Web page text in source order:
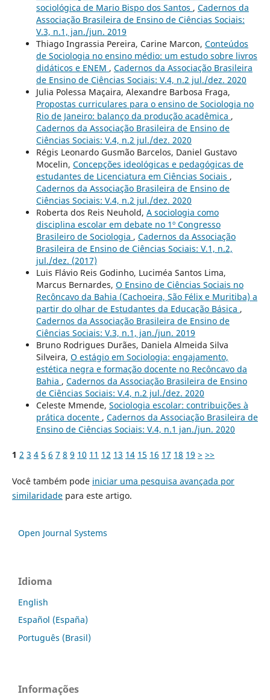
sociológica de Mario Bispo dos Santos , Cadernos da
Associação Brasileira de Ensino de Ciências Sociais:
V.3, n.1, jan./jun. 2019
Thiago Ingrassia Pereira, Carine Marcon, Conteúdos
de Sociologia no ensino médio: um estudo sobre livros
didáticos e ENEM , Cadernos da Associação Brasileira
de Ensino de Ciências Sociais: V.4, n.2 jul./dez. 2020
Julia Polessa Maçaira, Alexandre Barbosa Fraga,
Propostas curriculares para o ensino de Sociologia no
Rio de Janeiro: balanço da produção acadêmica ,
Cadernos da Associação Brasileira de Ensino de
Ciências Sociais: V.4, n.2 jul./dez. 2020
Régis Leonardo Gusmão Barcelos, Daniel Gustavo
Mocelin, Concepções ideológicas e pedagógicas de
estudantes de Licenciatura em Ciências Sociais ,
Cadernos da Associação Brasileira de Ensino de
Ciências Sociais: V.4, n.2 jul./dez. 2020
Roberta dos Reis Neuhold, A sociologia como
disciplina escolar em debate no 1º Congresso
Brasileiro de Sociologia , Cadernos da Associação
Brasileira de Ensino de Ciências Sociais: V.1, n.2,
jul./dez. (2017)
Luis Flávio Reis Godinho, Luciméa Santos Lima,
Marcus Bernardes, O Ensino de Ciências Sociais no
Recôncavo da Bahia (Cachoeira, São Félix e Muritiba) a
partir do olhar de Estudantes da Educação Básica ,
Cadernos da Associação Brasileira de Ensino de
Ciências Sociais: V.3, n.1, jan./jun. 2019
Bruno Rodrigues Durães, Daniela Almeida Silva
Silveira, O estágio em Sociologia: engajamento,
estética negra e formação docente no Recôncavo da
Bahia , Cadernos da Associação Brasileira de Ensino
de Ciências Sociais: V.4, n.2 jul./dez. 2020
Celeste Mmende, Sociologia escolar: contribuições à
prática docente , Cadernos da Associação Brasileira de
Ensino de Ciências Sociais: V.4, n.1 jan./jun. 2020
1 2 3 4 5 6 7 8 9 10 11 12 13 14 15 16 17 18 19 > >>
Você também pode iniciar uma pesquisa avançada por
similaridadepara este artigo.
Open Journal Systems
Idioma
English
Español (España)
Português (Brasil)
Informações